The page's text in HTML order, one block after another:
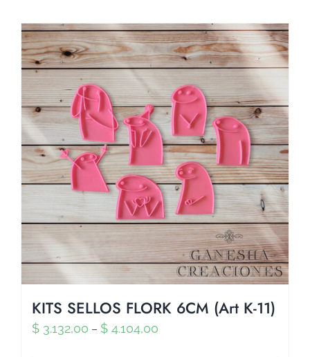
KITS SELLOS FLORK 6CM (Art K-11)
$ 3.132,00 – $ 4.104,00